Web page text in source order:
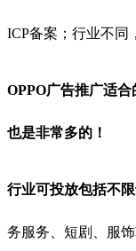
ICP备案；行业不同
OPPO广告推广适
也是非常多的！
行业可投放包括不限
务服务、短剧、服